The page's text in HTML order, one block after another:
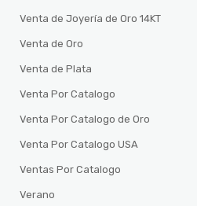
Venta de Joyería de Oro 14KT
Venta de Oro
Venta de Plata
Venta Por Catalogo
Venta Por Catalogo de Oro
Venta Por Catalogo USA
Ventas Por Catalogo
Verano